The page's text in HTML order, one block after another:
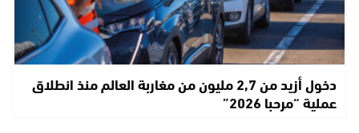
دخول أزيد من 2,7 مليون من مغاربة العالم منذ انطلاق
عملية “مرحبا 2026”